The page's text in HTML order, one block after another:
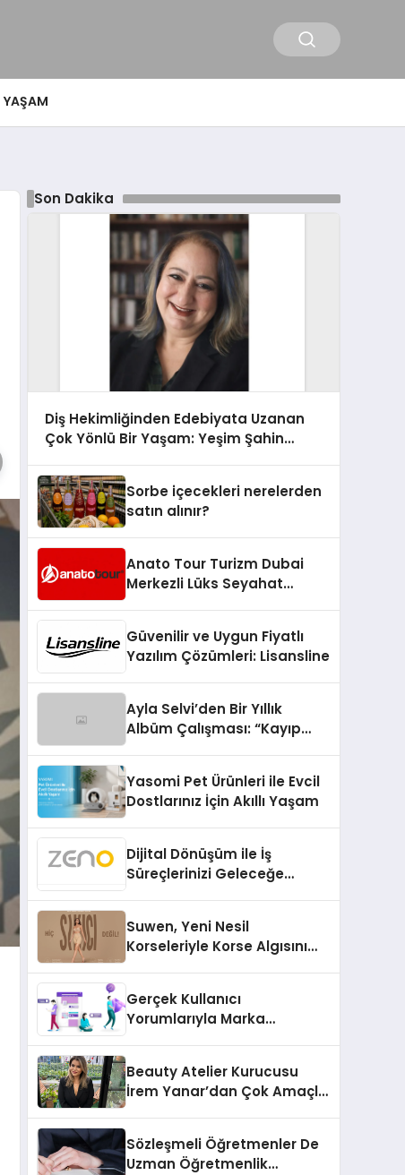
YAŞAM
Son Dakika
Diş Hekimliğinden Edebiyata Uzanan
Çok Yönlü Bir Yaşam: Yeşim Şahin
Sorbe içecekleri nerelerden
satın alınır?
Anato Tour Turizm Dubai
Merkezli Lüks Seyahat
Güvenilir ve Uygun Fiyatlı
Yazılım Çözümleri: Lisansline
Ayla Selvi’den Bir Yıllık
Albüm Çalışması: “Kayıp
Yasomi Pet Ürünleri ile Evcil
Dostlarınız İçin Akıllı Yaşam
Dijital Dönüşüm ile İş
Süreçlerinizi Geleceğe
Suwen, Yeni Nesil
Korseleriyle Korse Algısını
Gerçek Kullanıcı
Yorumlarıyla Marka
Beauty Atelier Kurucusu
İrem Yanar’dan Çok Amaçlı
Sözleşmeli Öğretmenler De
Uzman Öğretmenlik